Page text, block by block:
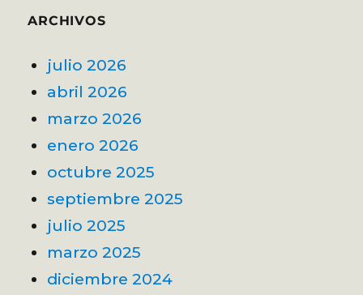
ARCHIVOS
julio 2026
abril 2026
marzo 2026
enero 2026
octubre 2025
septiembre 2025
julio 2025
marzo 2025
diciembre 2024